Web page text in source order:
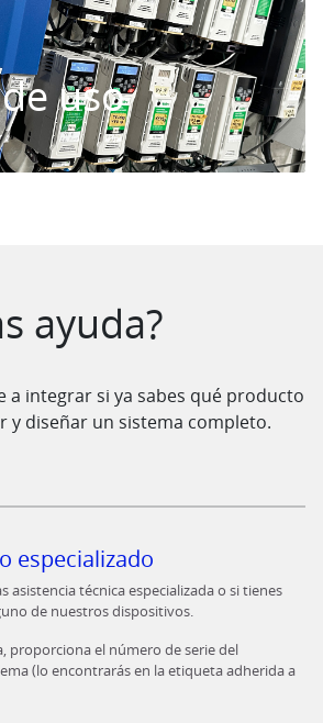
uso
ayuda?
a integrar si ya sabes qué producto
y diseñar un sistema completo.
especializado
asistencia técnica especializada o si tienes
de nuestros dispositivos.
proporciona el número de serie del
(lo encontrarás en la etiqueta adherida a